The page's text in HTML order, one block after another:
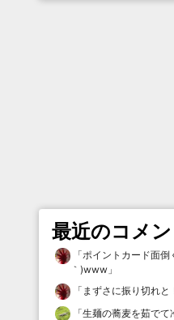
最近のコメン
「ポイントカード面
｀)www 」
「 まずさに振り切れ
「生麺の蕎麦を茹でて